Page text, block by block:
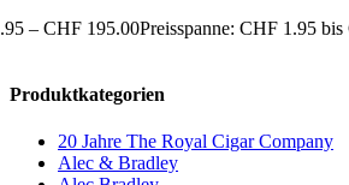
– CHF 195.00Preisspanne: CHF 1.95
Produktkategorien
20 Jahre The Royal Cigar Company
Alec & Bradley